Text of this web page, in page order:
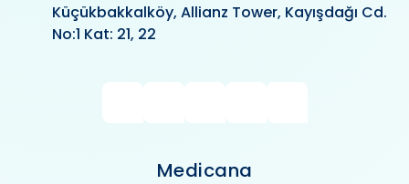
Küçükbakkalköy, Allianz Tower, Kayışdağı Cd.
No:1 Kat: 21, 22
Medicana